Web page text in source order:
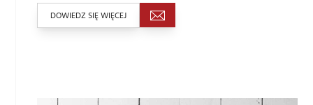
DOWIEDZ SIĘ WIĘCEJ